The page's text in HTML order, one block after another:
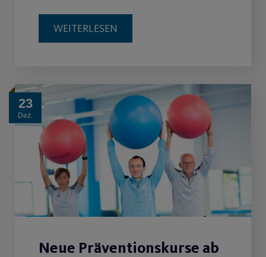
WEITERLESEN
23
Dez.
Neue Präventionskurse ab